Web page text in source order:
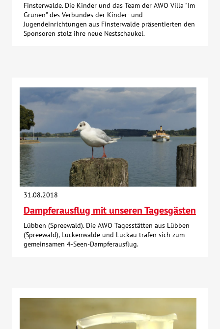
Finsterwalde. Die Kinder und das Team der AWO Villa "Im
Grünen" des Verbundes der Kinder- und
Jugendeinrichtungen aus Finsterwalde präsentierten den
Sponsoren stolz ihre neue Nestschaukel.
31.08.2018
Dampferausflug mit unseren Tagesgästen
Lübben (Spreewald). Die AWO Tagesstätten aus Lübben
(Spreewald), Luckenwalde und Luckau trafen sich zum
gemeinsamen 4-Seen-Dampferausflug.